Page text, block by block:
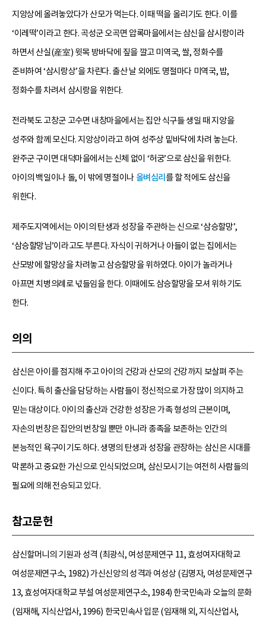
지앙상에 올려놓았다가 산모가 먹는다. 이때 떡을 올리기도 한다. 이를
‘이레떡’이라고 한다. 곡성군 오곡면 압록마을에서는 삼신을 삼시랑이라
하면서 산실(産室) 윗목 방바닥에 짚을 깔고 미역국, 쌀, 정화수를
준비하여 ‘삼시랑상’을 차린다. 출산 날 외에도 명절마다 미역국, 밥,
정화수를 차려서 삼시랑을 위한다.
전라북도 고창군 고수면 내창마을에서는 집안 식구들 생일 때 지앙을
성주와 함께 모신다. 지앙상이라고 하여 성주상 밑바닥에 차려 놓는다.
완주군 구이면 대덕마을에서는 신체 없이 ‘허궁’으로 삼신을 위한다.
아이의 백일이나 돌, 이 밖에 명절이나 올벼심리 를 할 적에도 삼신을
위한다.
제주도지역에서는 아이의 탄생과 성장을 주관하는 신으로 ‘삼승할망’,
‘삼승할망님’이라고도 부른다. 자식이 귀하거나 아들이 없는 집에서는
산모방에 할망상을 차려놓고 삼승할망을 위하였다. 아이가 놀라거나
아프면 치병의례로 넋들임을 한다. 이때에도 삼승할망을 모셔 위하기도
한다.
의의
삼신은 아이를 점지해 주고 아이의 건강과 산모의 건강까지 보살펴 주는
신이다. 특히 출산을 담당하는 사람들이 정신적으로 가장 많이 의지하고
믿는 대상이다. 아이의 출산과 건강한 성장은 가족 형성의 근본이며,
자손의 번창은 집안의 번창일 뿐만 아니라 종족을 보존하는 인간의
본능적인 욕구이기도 하다. 생명의 탄생과 성장을 관장하는 삼신은 시대를
막론하고 중요한 가신으로 인식되었으며, 삼신모시기는 여전히 사람들의
필요에 의해 전승되고 있다.
참고문헌
삼신할머니의 기원과 성격 (최광식, 여성문제연구 11, 효성여자대학교
여성문제연구소, 1982) 가신신앙의 성격과 여성상 (김명자, 여성문제연구
13, 효성여자대학교 부설 여성문제연구소, 1984) 한국민속과 오늘의 문화
(임재해, 지식산업사, 1996) 한국민속사 입문 (임재해 외, 지식산업사,